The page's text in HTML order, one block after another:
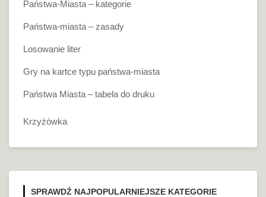
Państwa-Miasta – kategorie
Państwa-miasta – zasady
Losowanie liter
Gry na kartce typu państwa-miasta
Państwa Miasta – tabela do druku
Krzyżówka
SPRAWDŹ NAJPOPULARNIEJSZE KATEGORIE